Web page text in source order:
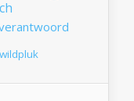
wildpluk